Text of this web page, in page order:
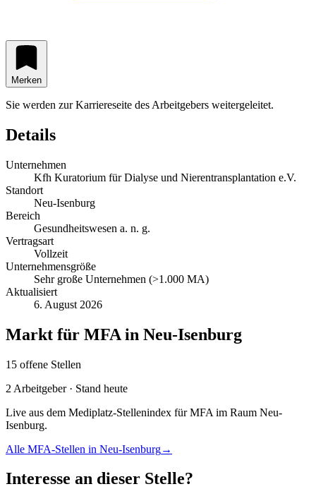
Merken
Sie werden zur Karriereseite des Arbeitgebers weitergeleitet.
Details
Unternehmen
Kfh Kuratorium für Dialyse und Nierentransplantation e.V.
Standort
Neu-Isenburg
Bereich
Gesundheitswesen a. n. g.
Vertragsart
Vollzeit
Unternehmensgröße
Sehr große Unternehmen (>1.000 MA)
Aktualisiert
6. August 2026
Markt für MFA in Neu-Isenburg
15 offene Stellen
2 Arbeitgeber · Stand heute
Live aus dem Mediplatz-Stellenindex fürMFA im Raum Neu-
Isenburg.
Alle MFA-Stellen in Neu-Isenburg→
Interesse an dieser Stelle?